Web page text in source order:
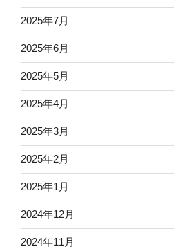
2025年7月
2025年6月
2025年5月
2025年4月
2025年3月
2025年2月
2025年1月
2024年12月
2024年11月